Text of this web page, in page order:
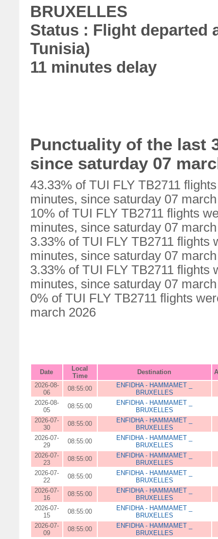
BRUXELLES
Status : Flight departed
Tunisia)
11 minutes delay
Punctuality of the last
since saturday 07
43.33% of TUI FLY TB2711
minutes, since saturday 07
10% of TUI FLY TB2711 flights
minutes, since saturday 07
3.33% of TUI FLY TB2711 flights
minutes, since saturday 07
3.33% of TUI FLY TB2711 flights
minutes, since saturday 07
0% of TUI FLY TB2711 flights
march 2026
Date
Local
Time
Destination
2026-08-
06
08:55:00
ENFIDHA - HAMMAMET _
BRUXELLES
2026-08-
05
08:55:00
ENFIDHA - HAMMAMET _
BRUXELLES
2026-07-
30
08:55:00
ENFIDHA - HAMMAMET _
BRUXELLES
2026-07-
29
08:55:00
ENFIDHA - HAMMAMET _
BRUXELLES
2026-07-
23
08:55:00
ENFIDHA - HAMMAMET _
BRUXELLES
2026-07-
22
08:55:00
ENFIDHA - HAMMAMET _
BRUXELLES
2026-07-
16
08:55:00
ENFIDHA - HAMMAMET _
BRUXELLES
2026-07-
15
08:55:00
ENFIDHA - HAMMAMET _
BRUXELLES
2026-07-
09
08:55:00
ENFIDHA - HAMMAMET _
BRUXELLES